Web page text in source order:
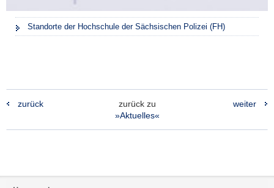
Standorte der Hochschule der Sächsischen Polizei (FH)
zurück
zurück zu
»Aktuelles«
weiter
Footer-